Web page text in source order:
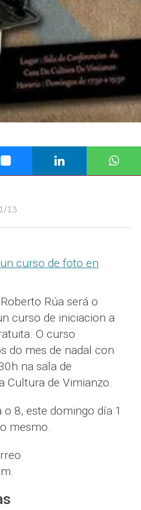
13
Rúa será o
curso de iniciacion a
O curso
do mes de nadal con
na sala de
Cultura de Vimianzo.
8, este domingo día 1
mesmo.